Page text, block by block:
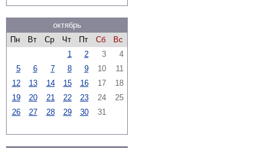
октябрь
Пн
Вт Ср Чт Пт Сб
Вс
1
2 3
4
5
6 7 8 9 10
11
12
13 14 15 16 17
18
19
20 21 22 23 24
25
26
27 28 29 30 31